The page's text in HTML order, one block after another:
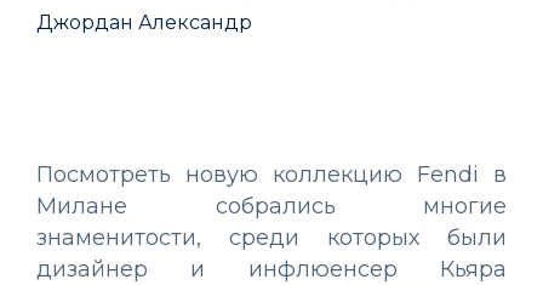
Джордан Александр
Посмотреть новую коллекцию Fendi в
Милане собрались многие
знаменитости, среди которых были
дизайнер и инфлюенсер Кьяра